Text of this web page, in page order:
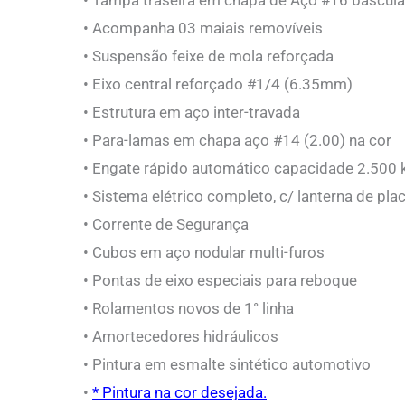
• Acompanha 03 maiais removíveis
• Suspensão feixe de mola reforçada
• Eixo central reforçado #1/4 (6.35mm)
• Estrutura em aço inter-travada
• Para-lamas em chapa aço #14 (2.00) na cor
• Engate rápido automático capacidade 2.500
• Sistema elétrico completo, c/ lanterna de
• Corrente de Segurança
• Cubos em aço nodular multi-furos
• Pontas de eixo especiais para reboque
• Rolamentos novos de 1° linha
• Amortecedores hidráulicos
• Pintura em esmalte sintético automotivo
• * Pintura na cor desejada.